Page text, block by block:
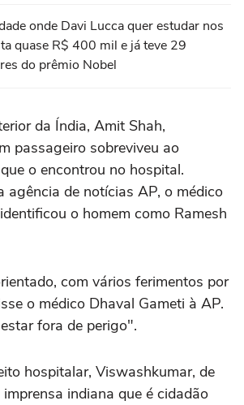
onde Davi Lucca quer estudar nos
quase R$ 400 mil e já teve 29
do prêmio Nobel
da Índia, Amit Shah,
passageiro sobreviveu ao
o encontrou no hospital.
agência de notícias AP, o médico
o homem como Ramesh
com vários ferimentos por
o médico Dhaval Gameti à AP.
fora de perigo".
hospitalar, Viswashkumar, de
indiana que é cidadão